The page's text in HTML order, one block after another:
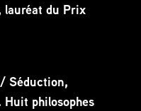
lauréat du Prix
Séduction,
philosophes